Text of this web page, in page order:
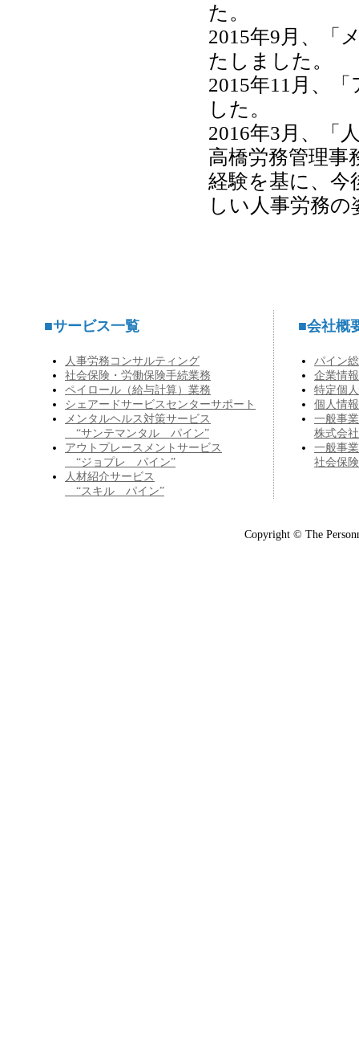
た。
2015年9月、「
たしました。
2015年11月、
した。
2016年3月、「
高橋労務管理事
経験を基に、今
しい人事労務
■サービス一覧
人事労務コンサルティング
社会保険・労働保険手続業務
ペイロール（給与計算）業務
シェアードサービスセンターサポート
メンタルヘルス対策サービス
“サンテマンタル パイン”
アウトプレースメントサービス
“ジョプレ パイン”
人材紹介サービス
“スキル パイン”
■会社概
パイン
企業情報
特定個
個人情
一般事
株式会
一般事
社会保
Copyright © The